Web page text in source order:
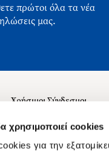
χρησιμοποιεί cookies
για την
πρώτοι όλα τα νέα
μας.
Χρήσιμοι Σύνδεσμοι
Σχετικά με εμάς
Θέσεις Εργασίας